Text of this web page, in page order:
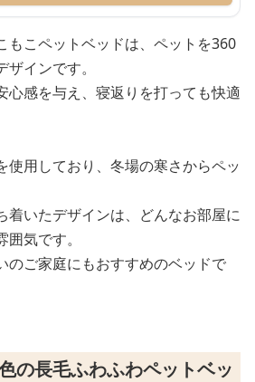
もこペットベッドは、ペットを360
インです。
心感を与え、寝返りを打っても快適
使用しており、冬場の寒さからペッ
着いたデザインは、どんなお部屋に
気です。
のご家庭にもおすすめのベッドで
の長毛ふわふわペットベッ